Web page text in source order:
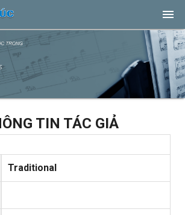
TIN TÁC GIẢ
Traditional